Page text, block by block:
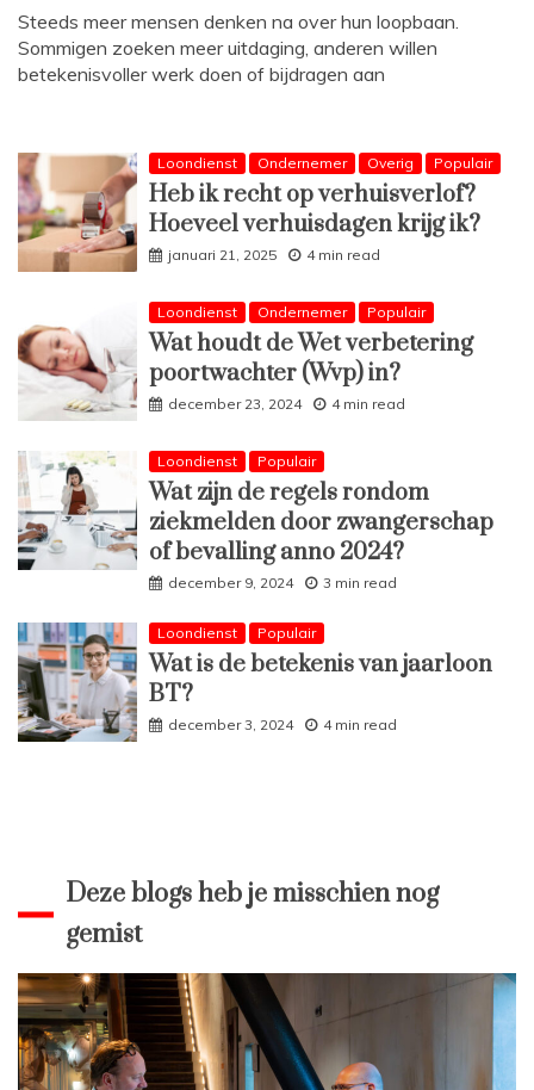
Steeds meer mensen denken na over hun loopbaan.
Sommigen zoeken meer uitdaging, anderen willen
betekenisvoller werk doen of bijdragen aan
Loondienst Ondernemer Overig Populair
Heb ik recht op verhuisverlof?
Hoeveel verhuisdagen krijg ik?
januari 21, 2025 4 min read
Loondienst Ondernemer Populair
Wat houdt de Wet verbetering
poortwachter (Wvp) in?
december 23, 2024 4 min read
Loondienst Populair
Wat zijn de regels rondom
ziekmelden door zwangerschap
of bevalling anno 2024?
december 9, 2024 3 min read
Loondienst Populair
Wat is de betekenis van jaarloon
BT?
december 3, 2024 4 min read
Deze blogs heb je misschien nog
gemist